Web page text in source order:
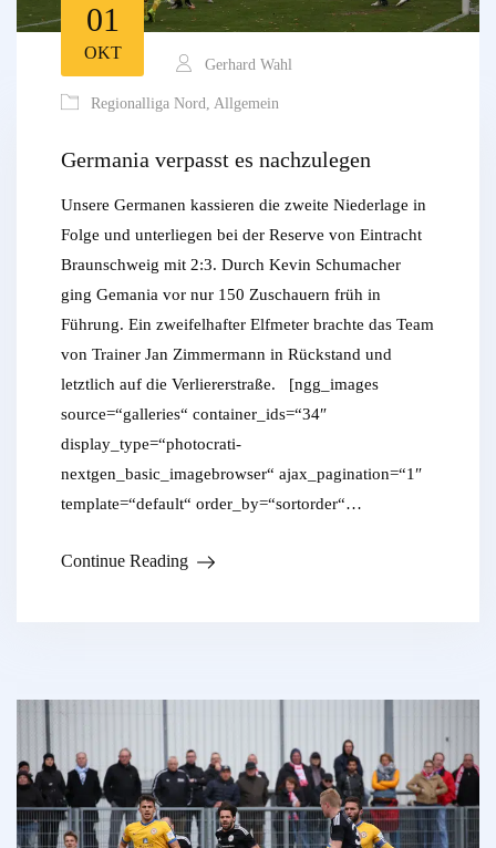
01
OKT
Gerhard Wahl
Regionalliga Nord Allgemein
Germania verpasst es nachzulegen
Unsere Germanen kassieren die zweite Niederlage in
Folge und unterliegen bei der Reserve von Eintracht
Braunschweig mit 2:3. Durch Kevin Schumacher
ging Gemania vor nur 150 Zuschauern früh in
Führung. Ein zweifelhafter Elfmeter brachte das Team
von Trainer Jan Zimmermann in Rückstand und
letztlich auf die Verliererstraße. [ngg_images
source=“galleries“ container_ids=“34″
display_type=“photocrati-
nextgen_basic_imagebrowser“ ajax_pagination=“1″
template=“default“ order_by=“sortorder“…
Continue Reading